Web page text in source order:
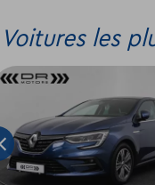
Voitures les